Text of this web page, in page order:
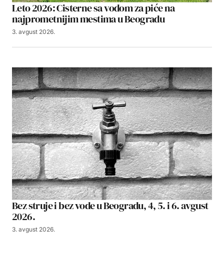
Leto 2026: Cisterne sa vodom za piće na
najprometnijim mestima u Beogradu
3. avgust 2026.
Bez struje i bez vode u Beogradu, 4, 5. i 6. avgust
2026.
3. avgust 2026.